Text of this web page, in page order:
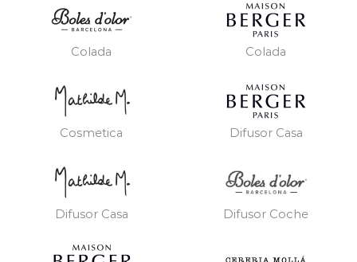
Colada Colada
Cosmetica Difusor Casa
Difusor Casa Difusor Coche